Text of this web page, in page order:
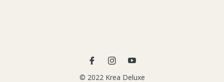
Ins
You
© 2022 Krea Deluxe